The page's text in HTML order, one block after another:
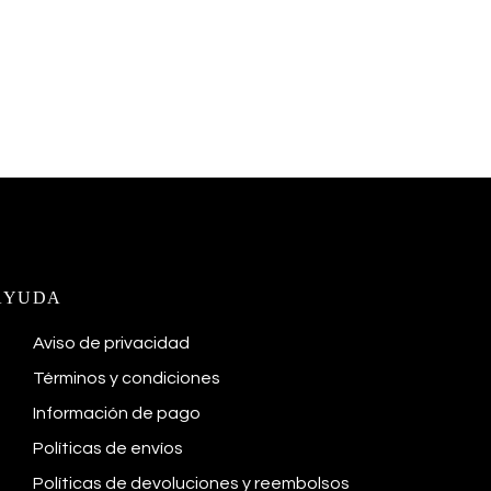
Aviso de privacidad
Términos y condiciones
Información de pago
Políticas de envíos
Políticas de devoluciones y reembolsos